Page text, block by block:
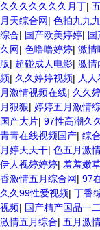
久久久久久久久月丁|
月天综合网| 色拍九九
综合| 国产欧美婷婷| 国
久网| 色噜噜婷婷| 激情
版| 超碰成人电影| 激情
频| 久久婷婷视频| 人
月激情视频在线| 久久
月狠狠| 婷婷五月激情
国产大片| 97性高潮久
青青在线视频国产| 综
月婷天天干| 色五月激
伊人视婷婷婷| 羞羞嫩
香激情五月综合网| 97
久久99性爱视频| 丁香
视频| 国产精产国品一
激情五月综合| 五月激